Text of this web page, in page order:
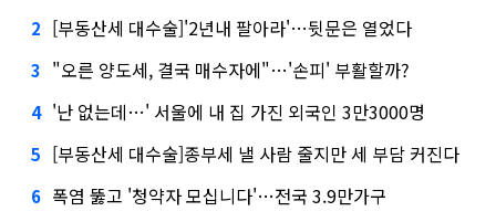
2 [부동산세 대수술]'2년내 팔아라'…뒷문은 열었다
3 "오른 양도세, 결국 매수자에"…'손피' 부활할까?
4 '난 없는데…' 서울에 내 집 가진 외국인 3만3000명
5 [부동산세 대수술]종부세 낼 사람 줄지만 세 부담 커진다
6 폭염 뚫고 '청약자 모십니다'…전국 3.9만가구